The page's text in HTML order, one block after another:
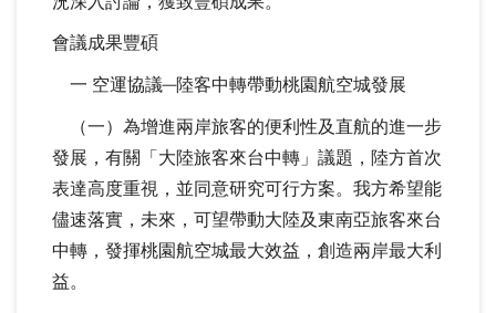
會議成果豐碩
一 空運協議─陸客中轉帶動桃園航空城發展
（一）為增進兩岸旅客的便利性及直航的進一步
發展，有關「大陸旅客來台中轉」議題，陸方首次
表達高度重視，並同意研究可行方案。我方希望能
儘速落實，未來，可望帶動大陸及東南亞旅客來台
中轉，發揮桃園航空城最大效益，創造兩岸最大利
益。